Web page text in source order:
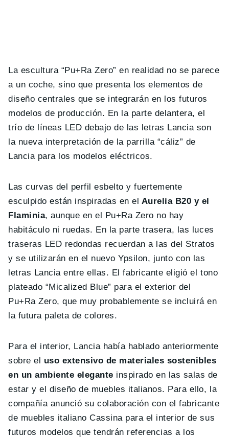
La escultura “Pu+Ra Zero” en realidad no se parece
a un coche, sino que presenta los elementos de
diseño centrales que se integrarán en los futuros
modelos de producción. En la parte delantera, el
trío de líneas LED debajo de las letras Lancia son
la nueva interpretación de la parrilla “cáliz” de
Lancia para los modelos eléctricos.
Las curvas del perfil esbelto y fuertemente
esculpido están inspiradas en el Aurelia B20 y el
Flaminia, aunque en el Pu+Ra Zero no hay
habitáculo ni ruedas. En la parte trasera, las luces
traseras LED redondas recuerdan a las del Stratos
y se utilizarán en el nuevo Ypsilon, junto con las
letras Lancia entre ellas. El fabricante eligió el tono
plateado “Micalized Blue” para el exterior del
Pu+Ra Zero, que muy probablemente se incluirá en
la futura paleta de colores.
Para el interior, Lancia había hablado anteriormente
sobre el uso extensivo de materiales sostenibles
en un ambiente elegante inspirado en las salas de
estar y el diseño de muebles italianos. Para ello, la
compañía anunció su colaboración con el fabricante
de muebles italiano Cassina para el interior de sus
futuros modelos que tendrán referencias a los